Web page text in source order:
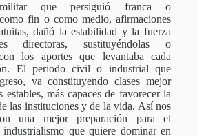
que persiguió franca o
fin o como medio, afirmaciones
dañó la estabilidad y la fuerza
directoras, sustituyéndolas o
los aportes que levantaba cada
El periodo civil o industrial que
va constituyendo clases mejor
estables, más capaces de favorecer la
las instituciones y de la vida. Así nos
una mejor preparación para el
que quiere dominar en